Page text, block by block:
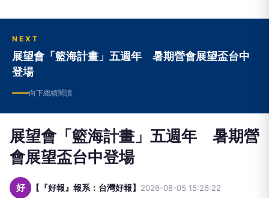
NEXT
展望會「籃海計畫」五週年 暑期營會展望盃台中
登場
向下繼續閱讀
展望會「籃海計畫」五週年 暑期營
會展望盃台中登場
好 【『好報』報系：台灣好報】 2026-08-05 15:26:22